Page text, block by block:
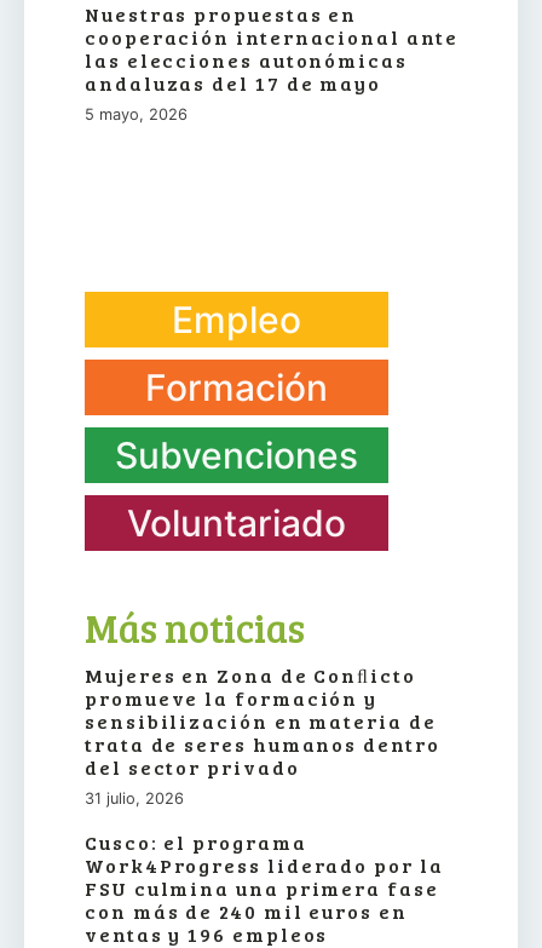
Nuestras propuestas en
cooperación internacional ante
las elecciones autonómicas
andaluzas del 17 de mayo
5 mayo, 2026
Empleo
Formación
Subvenciones
Voluntariado
Más noticias
Mujeres en Zona de Conﬂicto
promueve la formación y
sensibilización en materia de
trata de seres humanos dentro
del sector privado
31 julio, 2026
Cusco: el programa
Work4Progress liderado por la
FSU culmina una primera fase
con más de 240 mil euros en
ventas y 196 empleos